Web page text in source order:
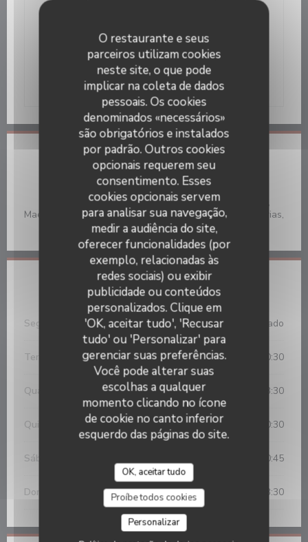
O restaurante e seus
parceiros utilizam cookies
neste site, o que pode
implicar na coleta de dados
pessoais. Os cookies
denominados «necessários»
são obrigatórios e instalados
por padrão. Outros cookies
opcionais requerem seu
consentimento. Esses
cookies opcionais servem
para analisar sua navegação,
medir a audiência do site,
oferecer funcionalidades (por
exemplo, relacionadas às
redes sociais) ou exibir
publicidade ou conteúdos
personalizados. Clique em
'OK, aceitar tudo', 'Recusar
tudo' ou 'Personalizar' para
gerenciar suas preferências.
Você pode alterar suas
escolhas a qualquer
momento clicando no ícone
de cookie no canto inferior
esquerdo das páginas do site.
OK, aceitar tudo
Proíbe todos cookies
Personalizar
proprietários (cerca de 20 referências). Não
hesite em contactar-nos para todas as suas
possíveis necessidades.
Informações gerais
Métodos de pagamento
Transferência bancária, Visa, Títulos de restaurante,
Maestro, Eurocard/Mastercard, Dinheiro, Cheques de férias,
Cheques, Cartão Azul
Horário de abertura
Segunda-feira Fechado
Terça-feira 12:00 - 13:30 • 19:00 - 20:30
Quarta-feira 12:00 - 13:30
Qui 12:00 - 13:30 • 19:00 - 20:30
Sábado 19:00 - 20:45
Domingo 12:00 - 13:30
Bistrot de la Potinière